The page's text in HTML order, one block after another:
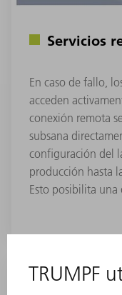
Servicios
En caso de fallo,
acceden
conexión remota
subsana
configuración del
producción hasta
Esto posibilita